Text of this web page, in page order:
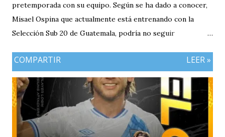
pretemporada con su equipo. Según se ha dado a conocer,
Misael Ospina que actualmente está entrenando con la
Selección Sub 20 de Guatemala, podría no seguir
Cruz Azul de México iniciará a realizar su pretemporada.
Bio Ospina, de madre guatemalteca y padre colombiano,
vivía en Estados Unidos antes de ir a ser una prueba a la
filial del Cruz Azul de México, club al que se vinculó tras
destacar en una gira en Europa. Misael Ospina Pinto Lugar
y fecha de nacimiento: Barberena, Santa Rosa, 29 de julio
COMPARTIR LEER »